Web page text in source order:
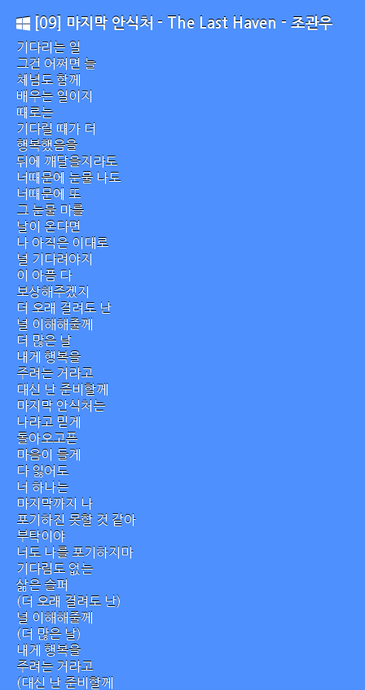
[09] 마지막 안식처 - The Last Haven - 조관우
기다리는 일
그건 어쩌면 늘
체념도 함께
배우는 일이지
때로는
기다릴 때가 더
행복했음을
뒤에 깨달을지라도
너때문에 눈물 나도
너때문에 또
그 눈물 마를
날이 온다면
나 아직은 이대로
널 기다려야지
이 아픔 다
보상해주겠지
더 오래 걸려도 난
널 이해해줄께
더 많은 날
내게 행복을
주려는 거라고
대신 난 준비할께
마지막 안식처는
나라고 믿게
돌아오고픈
마음이 들게
다 잃어도
너 하나는
마지막까지 나
포기하진 못할 것 같아
부탁이야
너도 나를 포기하지마
기다림도 없는
삶은 슬퍼
(더 오래 걸려도 난)
널 이해해줄께
(더 많은 날)
내게 행복을
주려는 거라고
(대신 난 준비할께